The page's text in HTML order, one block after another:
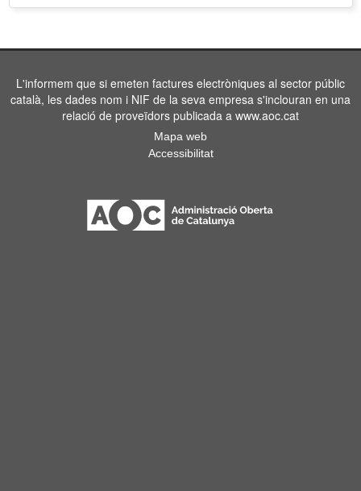
L'informem que si emeten factures electròniques al sector públic
català, les dades nom i NIF de la seva empresa s'inclouran en una
relació de proveïdors publicada a www.aoc.cat
Mapa web
Accessibilitat